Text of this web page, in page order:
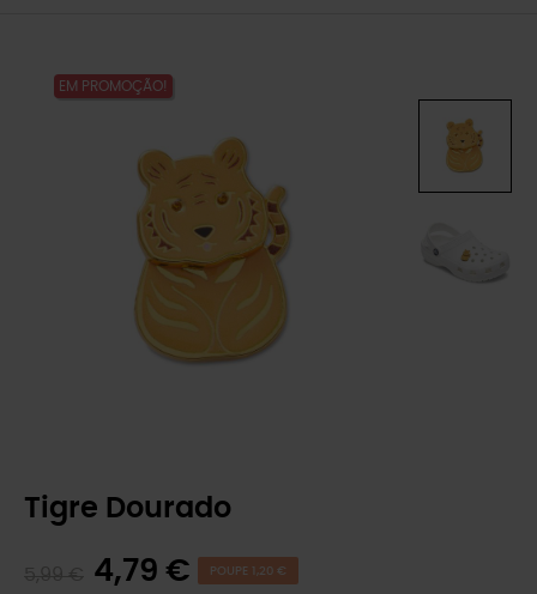
EM PROMOÇÃO!
Tigre Dourado
4,79 € POUPE 1,20 €